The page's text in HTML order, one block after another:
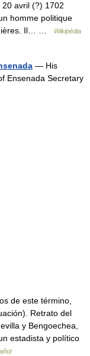
avril (?) 1702
homme politique
Il… …
Wikipédia
— His
Ensenada Secretary
de este término,
Retrato del
y Bengoechea,
estadista y político